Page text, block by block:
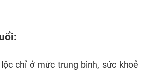
chỉ ở mức trung bình, sức khoẻ